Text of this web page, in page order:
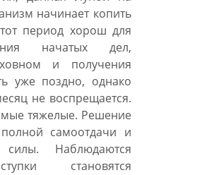
начинает копить
период хорош для
начатых дел,
и получения
уже поздно, однако
не воспрещается.
тяжелые. Решение
самоотдачи и
Наблюдаются
становятся